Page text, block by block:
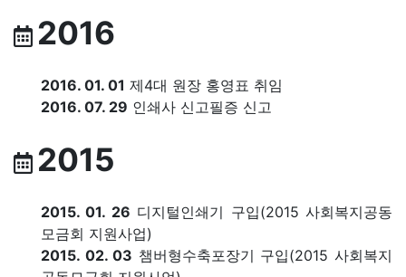
2016
2016. 01. 01 제4대 원장 홍영표 취임
2016. 07. 29 인쇄사 신고필증 신고
2015
2015. 01. 26 디지털인쇄기 구입(2015 사회복지공동
모금회 지원사업)
2015. 02. 03 챔버형수축포장기 구입(2015 사회복지